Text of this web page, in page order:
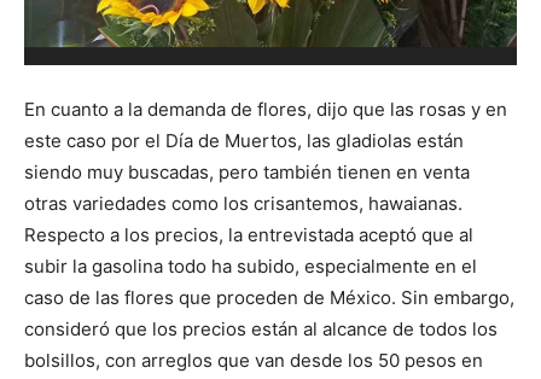
En cuanto a la demanda de flores, dijo que las rosas y en
este caso por el Día de Muertos, las gladiolas están
siendo muy buscadas, pero también tienen en venta
otras variedades como los crisantemos, hawaianas.
Respecto a los precios, la entrevistada aceptó que al
subir la gasolina todo ha subido, especialmente en el
caso de las flores que proceden de México. Sin embargo,
consideró que los precios están al alcance de todos los
bolsillos, con arreglos que van desde los 50 pesos en